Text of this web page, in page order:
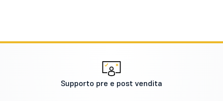
Supporto pre e post vendita